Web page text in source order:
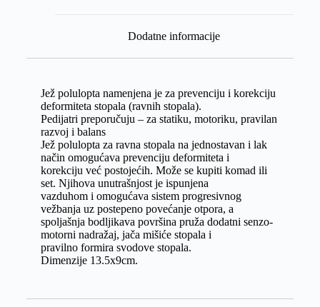
Dodatne informacije
Jež polulopta namenjena je za prevenciju i korekciju
deformiteta stopala (ravnih stopala).
Pedijatri preporučuju – za statiku, motoriku, pravilan
razvoj i balans
Jež polulopta za ravna stopala na jednostavan i lak
način omogućava prevenciju deformiteta i
korekciju već postojećih. Može se kupiti komad ili
set. Njihova unutrašnjost je ispunjena
vazduhom i omogućava sistem progresivnog
vežbanja uz postepeno povećanje otpora, a
spoljašnja bodljikava površina pruža dodatni senzo-
motorni nadražaj, jača mišiće stopala i
pravilno formira svodove stopala.
Dimenzije 13.5x9cm.